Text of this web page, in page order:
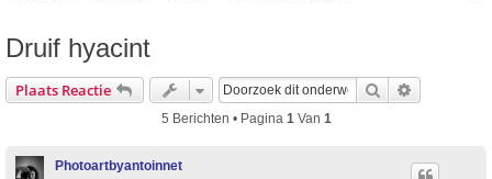
Druif hyacint
Plaats Reactie Zoek
5 Berichten • Pagina 1 Van 1
Photoartbyantoinnet